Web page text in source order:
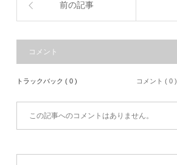
前の記事
コメント
トラックバック ( 0 ) コメント ( 0 )
この記事へのコメントはありません。